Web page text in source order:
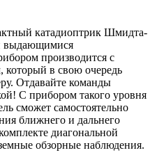
катадиоптрик Шмидта-
выдающимися
производится с
в свою очередь
Отдавайте команды
С прибором такого уровня
сможет самостоятельно
ближнего и дальнего
диагональной
обзорные наблюдения.